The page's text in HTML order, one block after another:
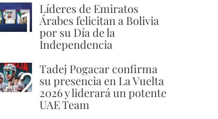
1 Líderes de Emiratos
Árabes felicitan a Bolivia
por su Día de la
Independencia
2 Tadej Pogacar confirma
su presencia en La Vuelta
2026 y liderará un potente
UAE Team